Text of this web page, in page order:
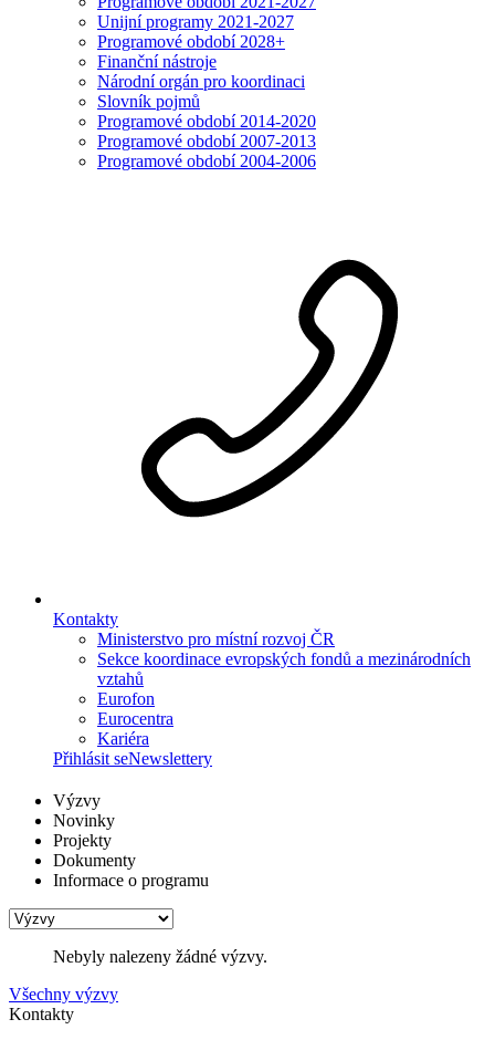
Unijní programy 2021-2027
Programové období 2028+
Finanční nástroje
Národní orgán pro koordinaci
Slovník pojmů
Programové období 2014-2020
Programové období 2007-2013
Programové období 2004-2006
Kontakty
Ministerstvo pro místní rozvoj ČR
Sekce koordinace evropských fondů a mezinárodních
vztahů
Eurofon
Eurocentra
Kariéra
Přihlásit seNewslettery
Výzvy
Novinky
Projekty
Dokumenty
Informace o programu
Nebyly nalezeny žádné výzvy.
Všechny výzvy
Kontakty